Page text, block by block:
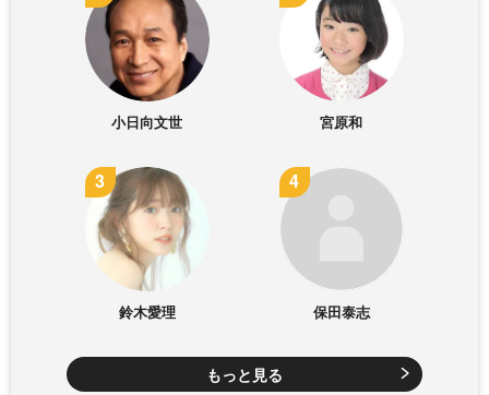
小日向文世 宮原和
鈴木愛理 保田泰志
もっと見る